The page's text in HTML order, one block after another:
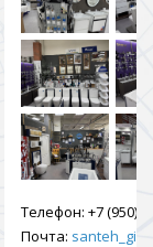
Телефон: +7 (950)
Почта: